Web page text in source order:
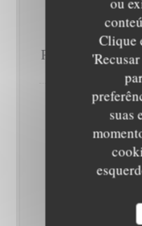
Clique
suas
Pêches et
sel,